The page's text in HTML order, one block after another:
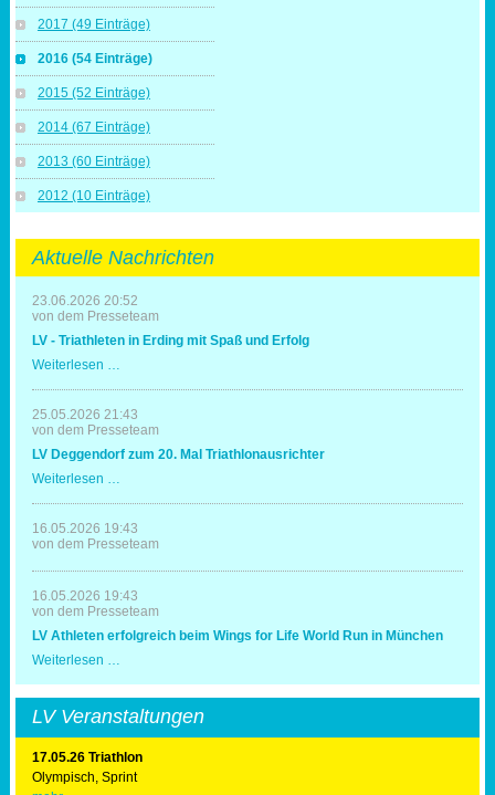
2017 (49 Einträge)
2016 (54 Einträge)
2015 (52 Einträge)
2014 (67 Einträge)
2013 (60 Einträge)
2012 (10 Einträge)
Aktuelle Nachrichten
23.06.2026 20:52
von dem Presseteam
LV - Triathleten in Erding mit Spaß und Erfolg
Weiterlesen …
Triathleten
in
Erding
Spaß
Erfolg
25.05.2026 21:43
von dem Presseteam
LV Deggendorf zum 20. Mal Triathlonausrichter
Weiterlesen …
zum
20.
Mal
16.05.2026 19:43
von dem Presseteam
16.05.2026 19:43
von dem Presseteam
LV Athleten erfolgreich beim Wings for Life World Run in München
Weiterlesen …
beim
Wings
for
Life
Run
LV Veranstaltungen
17.05.26 Triathlon
Olympisch, Sprint